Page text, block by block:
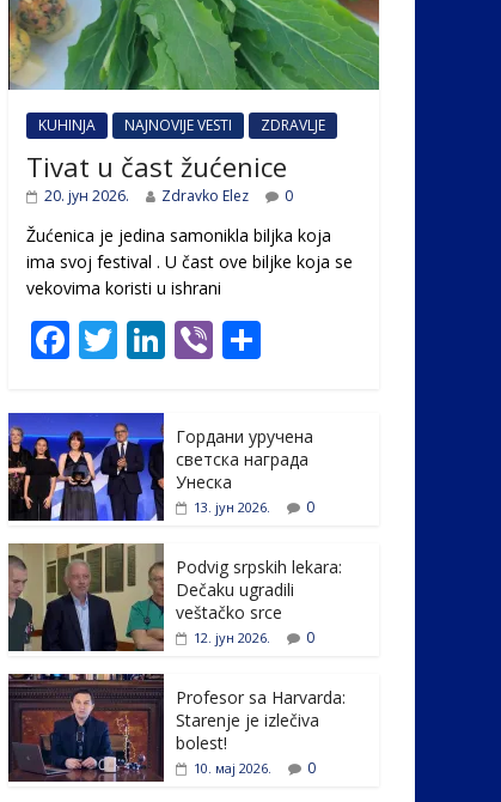
KUHINJA NAJNOVIJE VESTI ZDRAVLJE
Tivat u čast žućenice
20. јун 2026. Zdravko Elez 0
Žućenica je jedina samonikla biljka koja
ima svoj festival . U čast ovе biljke koja se
vekovima koristi u ishrani
F
e
b
o
o
k
T
itt
er
Li
e
dI
n
Vi
e
Гордани уручена
светска награда
Унеска
13. јун 2026. 0
Podvig srpskih lekara:
Dečaku ugradili
veštačko srce
12. јун 2026. 0
Profesor sa Harvarda:
Starenje je izlečiva
bolest!
10. мај 2026. 0